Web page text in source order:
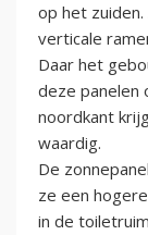
op het
verticale
Daar het
deze panelen
noordkant
waardig.
De
ze een
in de